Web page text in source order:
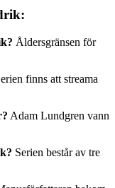
Åldersgränsen för
finns att streama
Adam Lundgren vann
Serien består av tre